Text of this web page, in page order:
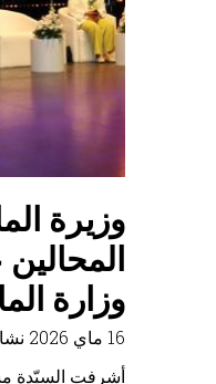
وزيرة
للمؤسسة
وائتمان
23 أفريل 2026